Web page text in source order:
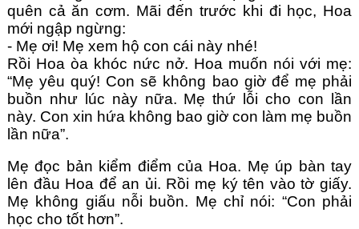
quên cả ăn cơm. Mãi đến trước khi đi học, Hoa
mới ngập ngừng:
- Mẹ ơi! Mẹ xem hộ con cái này nhé!
Rồi Hoa òa khóc nức nở. Hoa muốn nói với mẹ:
“Mẹ yêu quý! Con sẽ không bao giờ để mẹ phải
buồn như lúc này nữa. Mẹ thứ lỗi cho con lần
này. Con xin hứa không bao giờ con làm mẹ buồn
lần nữa”.
Mẹ đọc bản kiểm điểm của Hoa. Mẹ úp bàn tay
lên đầu Hoa để an ủi. Rồi mẹ ký tên vào tờ giấy.
Mẹ không giấu nỗi buồn. Mẹ chỉ nói: “Con phải
học cho tốt hơn”.